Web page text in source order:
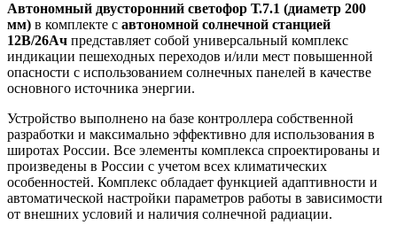
Автономный двусторонний светофор Т.7.1 (диаметр 200
мм) в комплекте с автономной солнечной станцией
12В/26Ач представляет собой универсальный комплекс
индикации пешеходных переходов и/или мест повышенной
опасности с использованием солнечных панелей в качестве
основного источника энергии.
Устройство выполнено на базе контроллера собственной
разработки и максимально эффективно для использования в
широтах России. Все элементы комплекса спроектированы и
произведены в России с учетом всех климатических
особенностей. Комплекс обладает функцией адаптивности и
автоматической настройки параметров работы в зависимости
от внешних условий и наличия солнечной радиации.